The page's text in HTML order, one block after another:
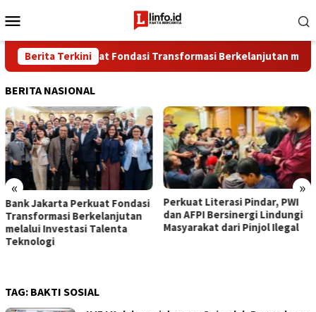
ke
Mobile
Berita Terkini
Jakarta Perkuat Fondasi Transformasi Berkelanjutan melalui
BERITA NASIONAL
« »
Bank Jakarta Perkuat Fondasi
Transformasi Berkelanjutan
melalui Investasi Talenta
Teknologi
Perkuat Literasi Pindar, PWI
dan AFPI Bersinergi Lindungi
Masyarakat dari Pinjol Ilegal
TAG: BAKTI SOSIAL